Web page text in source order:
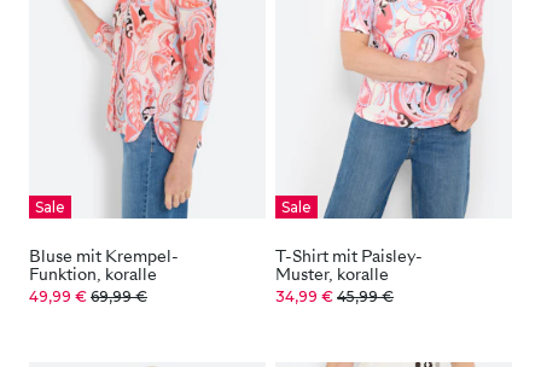
Sale
Bluse mit Krempel-
Funktion, koralle
49,99 € 69,99 €
Sale
T-Shirt mit Paisley-
Muster, koralle
34,99 € 45,99 €